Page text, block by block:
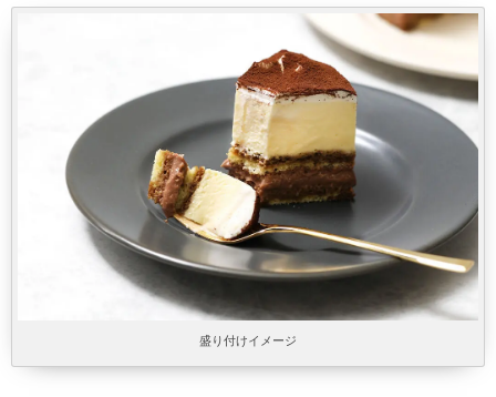
盛り付けイメージ